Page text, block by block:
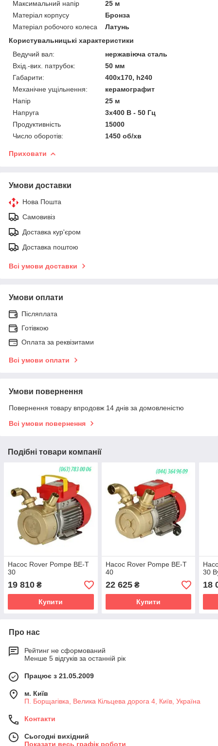
Максимальний напір
25 м
Матеріал корпусу
Бронза
Матеріал робочого колеса
Латунь
Користувальницькі характеристики
Ведучий вал:
нержавіюча сталь
Вхід.-вих. патрубок:
50 мм
Габарити:
400х170, h240
Механічне ущільнення:
керамографит
Напір
25 м
Напруга
3x400 В - 50 Гц
Продуктивність
15000
Число оборотів:
1450 об/хв
Приховати
Умови доставки
Нова Пошта
Самовивіз
Доставка кур'єром
Доставка поштою
Всі умови доставки
Умови оплати
Післяплата
Готівкою
Оплата за реквізитами
Всі умови оплати
Умови повернення
Повернення товару впродовж 14 днів за домовленістю
Всі умови повернення
Подібні товари компанії
Насос Rover Pompe BE-T
30
19 810 ₴
Купити
Насос Rover Pompe BE-T
40
22 625₴
Купити
30
18
Про нас
Рейтинг не сформований
Менше 5 відгуків за останній рік
Працює з 21.05.2009
м. Київ
П. Борщагівка, Велика Кільцева дорога 4, Київ, Україна
Контакти
Сьогодні вихідний
Показати весь графік роботи